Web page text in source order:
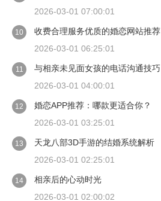
2026-03-01 07:00:01
10
收费合理服务优质的婚恋网站推荐
2026-03-01 06:25:01
11
与相亲未见面女孩的电话沟通技巧
2026-03-01 04:00:01
12
婚恋APP推荐：哪款更适合你？
2026-03-01 03:25:01
13
天龙八部3D手游的结婚系统解析
2026-03-01 02:25:01
14
相亲后的心动时光
2026-03-01 02:00:02